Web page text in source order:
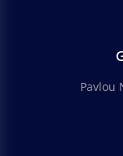
Pavlou